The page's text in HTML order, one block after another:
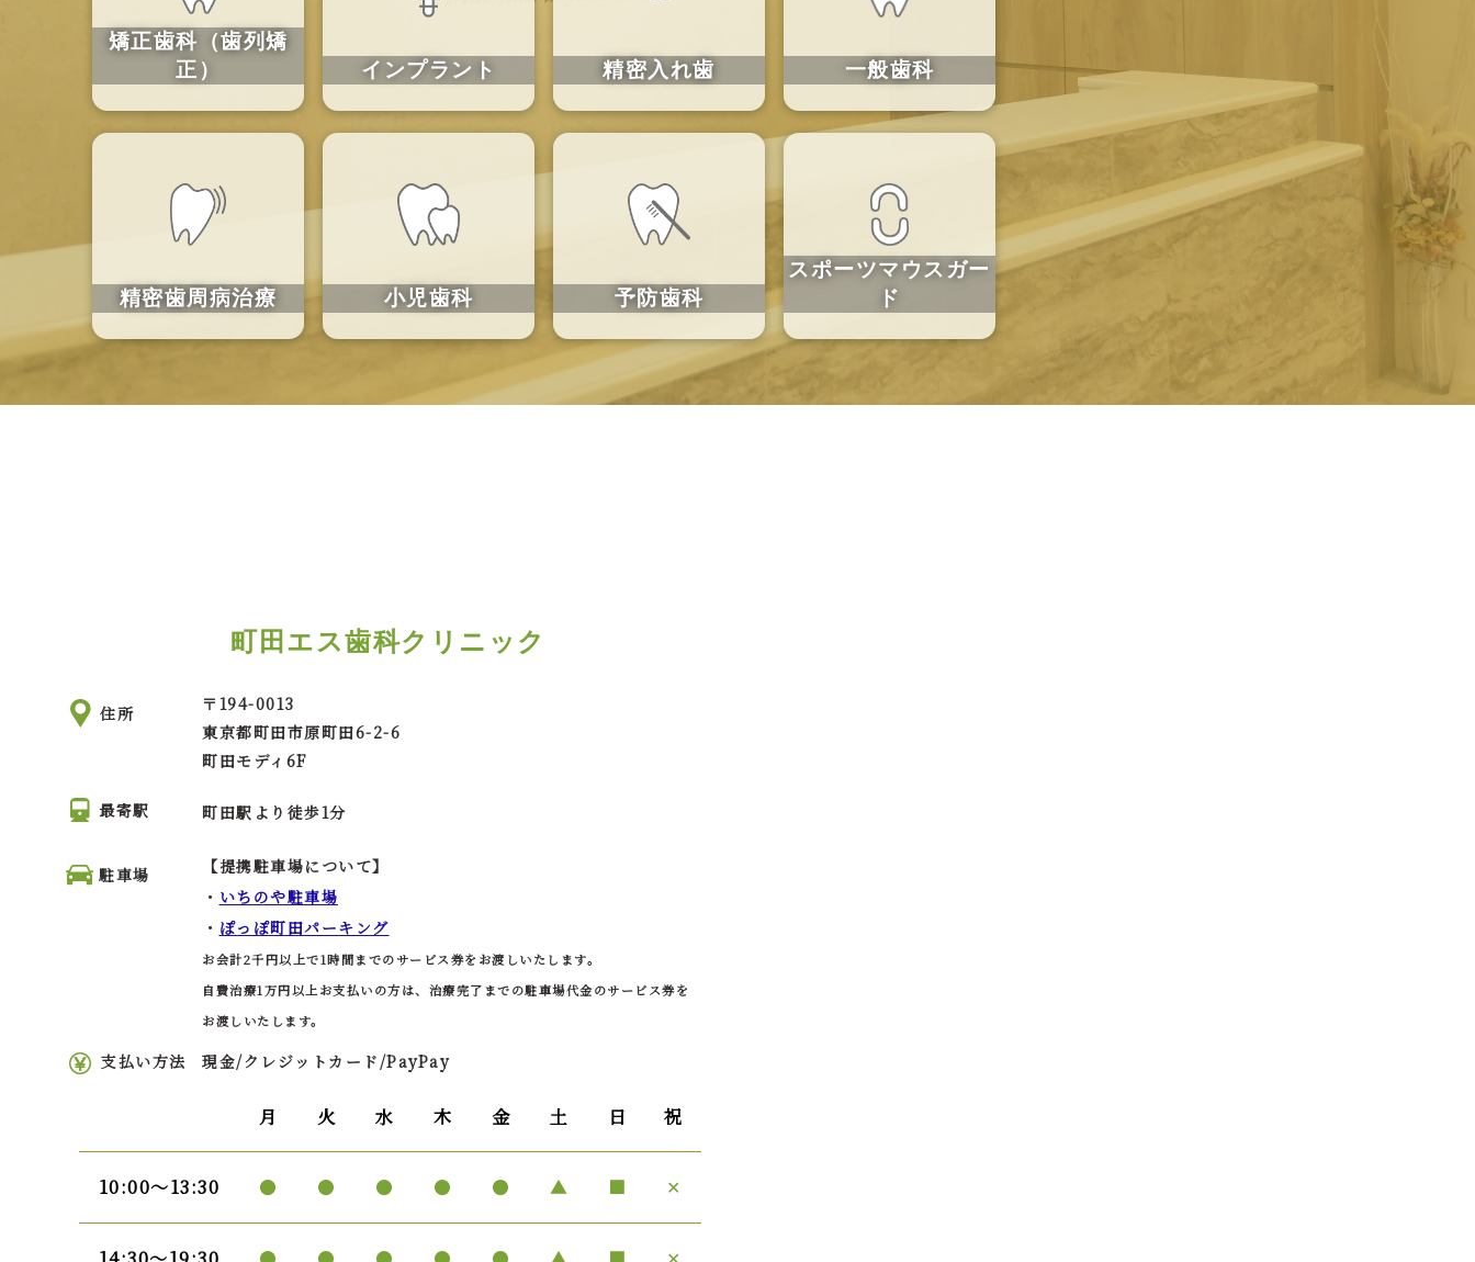
矯正歯科（歯列矯
正）
インプラント 精密入れ歯 一般歯科
精密歯周病治療 小児歯科 予防歯科
スポーツマウスガー
ド
町田エス歯科クリニック
住所 〒 194-0013
東京都町田市原町田6-2-6
町田モディ6F
最寄駅 町田駅より徒歩1分
駐車場
【提携駐車場について】
・ いちのや駐車場
・ ぽっぽ町田パーキング
お会計2千円以上で1時間までのサービス券をお渡しいたします。
自費治療1万円以上お支払いの方は、治療完了までの駐車場代金のサービス券を
お渡しいたします。
支払い方法 現金/クレジットカード/PayPay
月 火 水 木 金 土 日 祝
10:00〜13:30 ● ● ● ● ● ▲ ■ ✕